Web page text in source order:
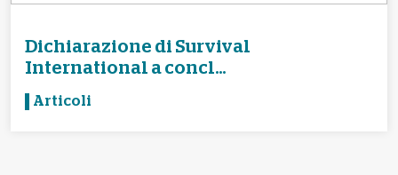
Dichiarazione di Survival
International a concl...
Articoli